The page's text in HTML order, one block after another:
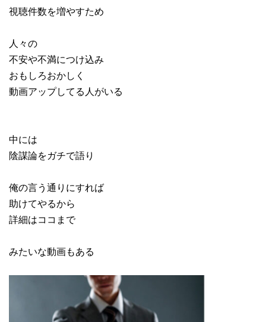
視聴件数を増やすため
人々の
不安や不満につけ込み
おもしろおかしく
動画アップしてる人がいる
中には
陰謀論をガチで語り
俺の言う通りにすれば
助けてやるから
詳細はココまで
みたいな動画もある